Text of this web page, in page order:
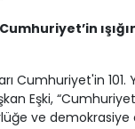
Cumhuriyet'in 101.
Eşki,
ve demokrasiye